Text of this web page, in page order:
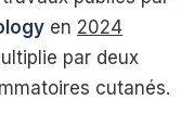
en 2024
par deux
cutanés.